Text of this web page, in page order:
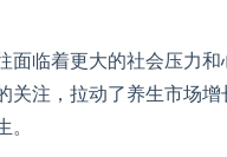
面临着更大的社会压力
关注，拉动了养生市场
。